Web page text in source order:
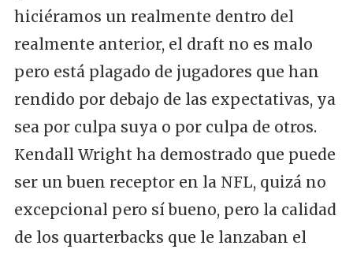
hiciéramos un realmente dentro del
realmente anterior, el draft no es malo
pero está plagado de jugadores que han
rendido por debajo de las expectativas, ya
sea por culpa suya o por culpa de otros.
Kendall Wright ha demostrado que puede
ser un buen receptor en la NFL, quizá no
excepcional pero sí bueno, pero la calidad
de los quarterbacks que le lanzaban el